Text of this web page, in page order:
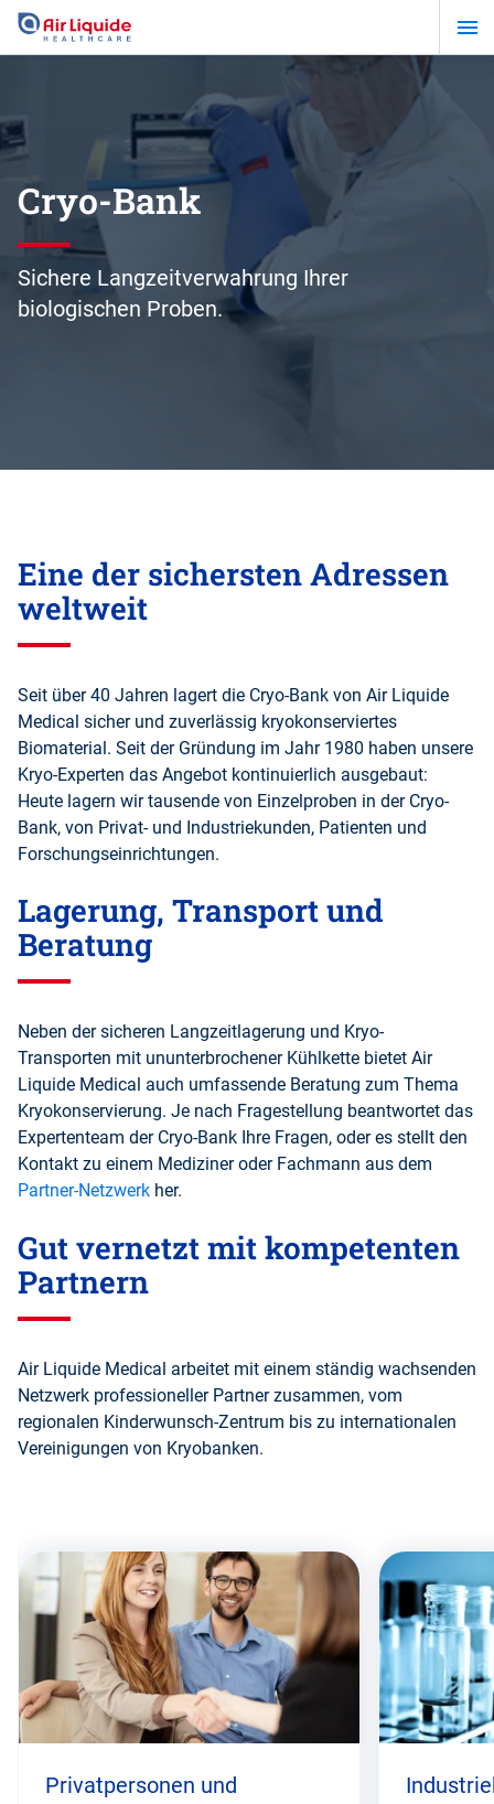
Zum
Hauptinhalt
Cryo-Bank
Sichere Langzeitverwahrung Ihrer
biologischen Proben.
Eine der sichersten Adressen
weltweit
Seit über 40 Jahren lagert die Cryo-Bank von Air Liquide
Medical sicher und zuverlässig kryokonserviertes
Biomaterial. Seit der Gründung im Jahr 1980 haben unsere
Kryo-Experten das Angebot kontinuierlich ausgebaut:
Heute lagern wir tausende von Einzelproben in der Cryo-
Bank, von Privat- und Industriekunden, Patienten und
Forschungseinrichtungen.
Lagerung, Transport und
Beratung
Neben der sicheren Langzeitlagerung und Kryo-
Transporten mit ununterbrochener Kühlkette bietet Air
Liquide Medical auch umfassende Beratung zum Thema
Kryokonservierung. Je nach Fragestellung beantwortet das
Expertenteam der Cryo-Bank Ihre Fragen, oder es stellt den
Kontakt zu einem Mediziner oder Fachmann aus dem
Partner-Netzwerk her.
Gut vernetzt mit kompetenten
Partnern
Air Liquide Medical arbeitet mit einem ständig wachsenden
Netzwerk professioneller Partner zusammen, vom
regionalen Kinderwunsch-Zentrum bis zu internationalen
Vereinigungen von Kryobanken.
Abschnitt
überspringen
Privatpersonen und